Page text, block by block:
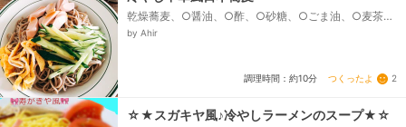
乾燥蕎麦、○醤油、○酢、○砂糖、○ごま油、○麦茶、
卵、サラダオイル、魚肉ソーセージ、きゅうり
by Ahir
調理時間：約10分 つくったよ 2
☆★スガキヤ風♪冷やしラーメンのスープ★☆